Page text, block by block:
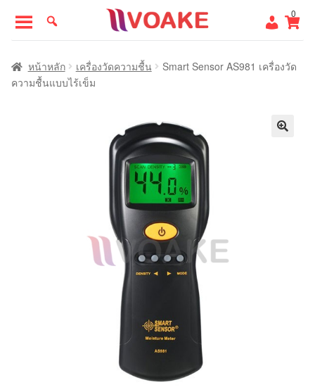
to
navigation
to
content
0
หน้าแรก
หน้าหลัก เครื่องวัดความชื้น
Smart Sensor AS981 เครื่องวัด
ความชื้นแบบไร้เข็ม